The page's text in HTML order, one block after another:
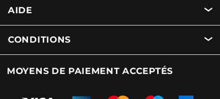
AIDE
CONDITIONS
MOYENS DE PAIEMENT ACCEPTÉS